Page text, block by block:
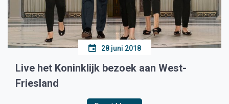
28 juni 2018
Live het Koninklijk bezoek aan West-
Friesland